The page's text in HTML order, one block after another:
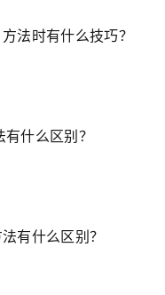
法时有什么技巧？
什么区别？
有什么区别？